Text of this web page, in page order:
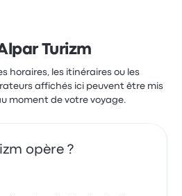
Turizm
horaires, les itinéraires ou les
affichés ici peuvent être mis
moment de votre voyage.
opère ?